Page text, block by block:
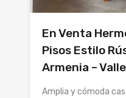
En Venta
Pisos Estilo
Armenia –
Amplia y cómoda